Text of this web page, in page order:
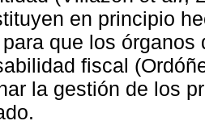
en principio
que los
fiscal
la gestión de los